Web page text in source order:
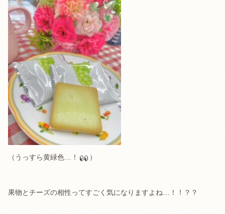
（うっすら黄緑色…！ ）
果物とチーズの相性ってすごく気になりますよね…！！？？